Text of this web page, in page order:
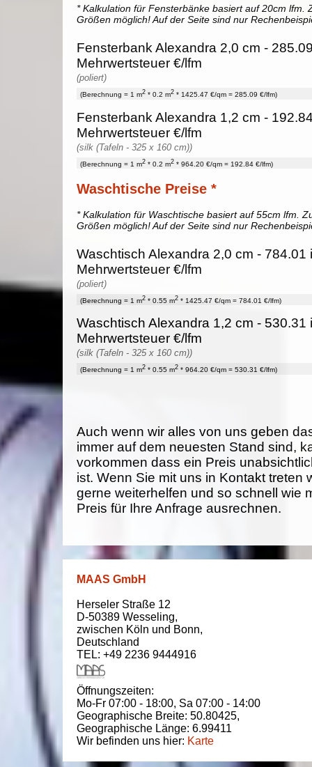
* Kalkulation für Fensterbänke basiert auf 20cm lfm.
Größen möglich! Auf der Seite sind nur
Fensterbank Alexandra 2,0 cm -
Mehrwertsteuer €/lfm
(poliert)
(Berechnung = 1 m2 * 0.2 m2 * 1425.47 €/qm = 285.09 €/lfm)
Fensterbank Alexandra 1,2 cm -
Mehrwertsteuer €/lfm
(silk (Tafeln - 325 x 160 cm))
(Berechnung = 1 m2 * 0.2 m2 * 964.20 €/qm = 192.84 €/lfm)
Waschtische Preise *
* Kalkulation für Waschtische basiert auf 55cm lfm.
Größen möglich! Auf der Seite sind nur
Waschtisch Alexandra 2,0 cm - 784.01
Mehrwertsteuer €/lfm
(poliert)
(Berechnung = 1 m2 * 0.55 m2 * 1425.47 €/qm = 784.01 €/lfm)
Waschtisch Alexandra 1,2 cm - 530.31
Mehrwertsteuer €/lfm
(silk (Tafeln - 325 x 160 cm))
(Berechnung = 1 m2 * 0.55 m2 * 964.20 €/qm = 530.31 €/lfm)
Auch wenn wir alles von uns geben
immer auf dem neuesten Stand sind,
vorkommen dass ein Preis
ist. Wenn Sie mit uns in Kontakt treten
gerne weiterhelfen und so schnell wie
Preis für Ihre Anfrage ausrechnen.
MAAS GmbH
Herseler Straße 12
D-50389 Wesseling,
zwischen Köln und Bonn,
Deutschland
TEL: +49 2236 9444916
Öffnungszeiten:
Mo-Fr 07:00 - 18:00, Sa 07:00 - 14:00
Geographische Breite: 50.80425,
Geographische Länge: 6.99411
Wir befinden uns hier: Karte